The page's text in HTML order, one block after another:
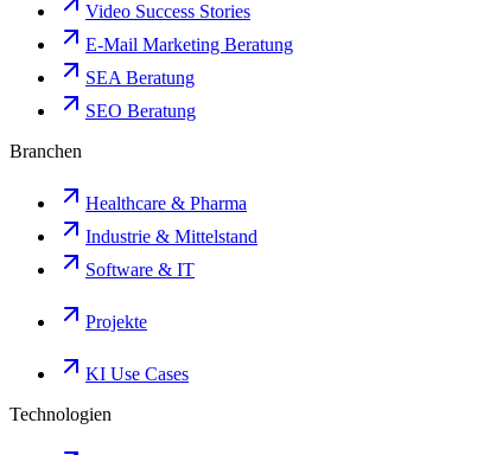
Video Success Stories
E-Mail Marketing Beratung
SEA Beratung
SEO Beratung
Branchen
Healthcare & Pharma
Industrie & Mittelstand
Software & IT
Projekte
KI Use Cases
Technologien